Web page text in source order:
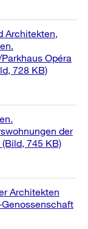
Architekten,
Opéra
728 KB)
der
(Bild, 745 KB)
Architekten